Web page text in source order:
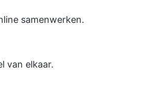
samenwerken.
van elkaar.